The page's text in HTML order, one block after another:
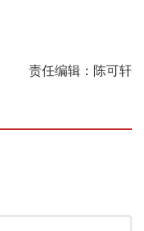
责任编辑：陈可轩